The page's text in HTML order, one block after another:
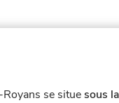
se situesous